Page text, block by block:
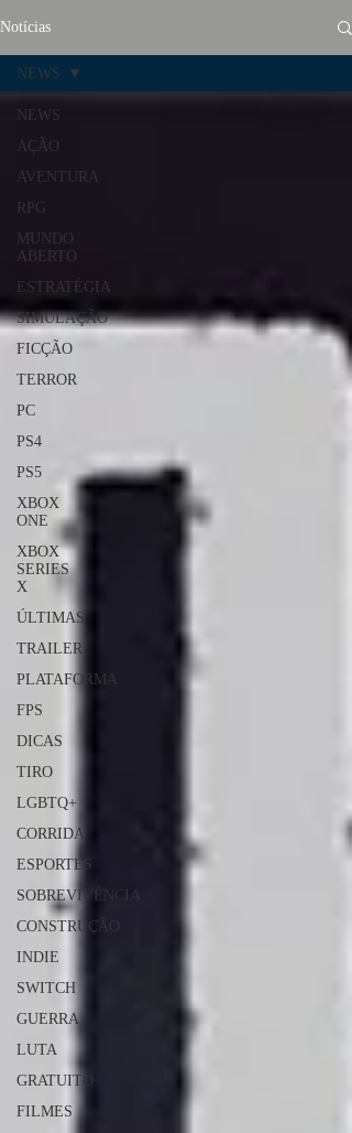
Notícias
NEWS
AÇÃO
AVENTURA
RPG
MUNDO
ABERTO
ESTRATÉGIA
SIMULAÇÃO
FICÇÃO
TERROR
PC
PS4
PS5
XBOX
ONE
XBOX
SERIES
X
ÚLTIMAS
TRAILER
PLATAFORMA
FPS
DICAS
TIRO
LGBTQ+
CORRIDA
ESPORTES
SOBREVIVÊNCIA
CONSTRUÇÃO
INDIE
SWITCH
GUERRA
LUTA
GRATUITO
FILMES
NEWS